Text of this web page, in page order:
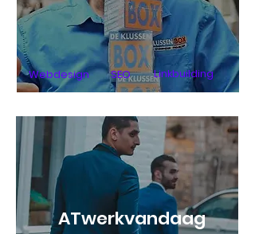
Webdesign SEO Linkbuilding
ATwerkvandaag